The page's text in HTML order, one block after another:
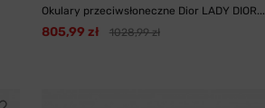
Okulary przeciwsłoneczne Dior LADY DIOR...
805,99 zł 1028,99 zł